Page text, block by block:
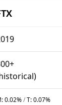
0.02%/T:0.07%